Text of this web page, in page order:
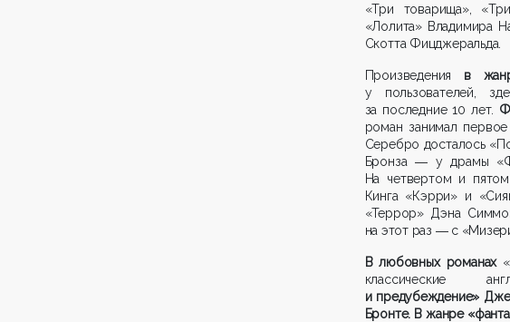
«Три товарища»,
«Лолита» Владимира
Скотта Фицджеральда.
Произведения в
у пользователей,
за последние 10 лет.
роман занимал
Серебро досталось
Бронза ― у драмы
На четвертом и
Кинга «Кэрри» и
«Террор» Дэна
на этот раз ― с
В любовных романах
классические
и предубеждение»
Бронте. В жанре